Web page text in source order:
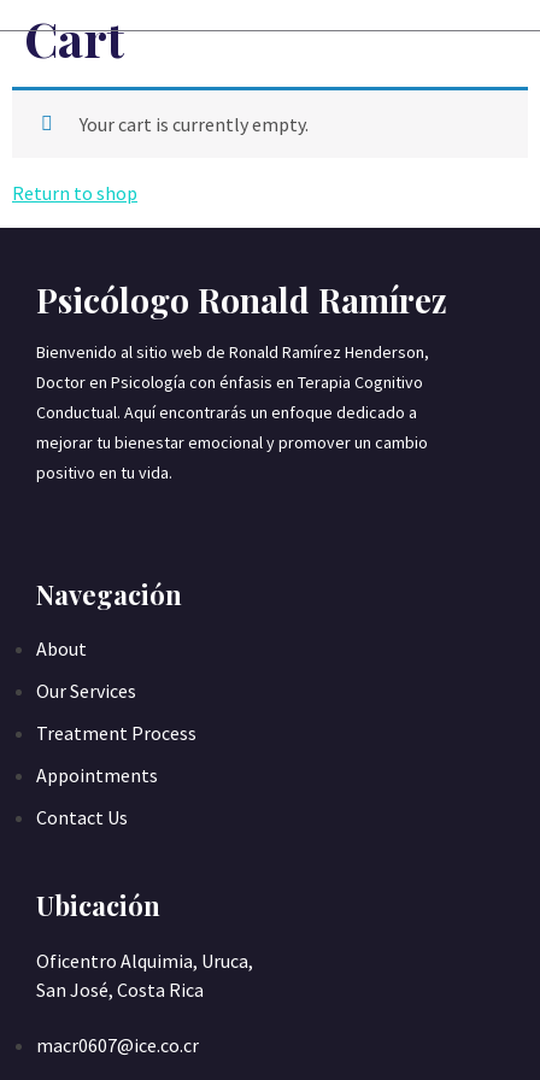
Cart
Your cart is currently empty.
Return to shop
Psicólogo Ronald Ramírez
Bienvenido al sitio web de Ronald Ramírez Henderson,
Doctor en Psicología con énfasis en Terapia Cognitivo
Conductual. Aquí encontrarás un enfoque dedicado a
mejorar tu bienestar emocional y promover un cambio
positivo en tu vida.
Navegación
About
Our Services
Treatment Process
Appointments
Contact Us
Ubicación
Oficentro Alquimia, Uruca,
San José, Costa Rica
macr0607@ice.co.cr